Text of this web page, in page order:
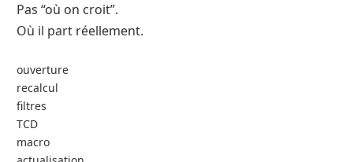
Pas “où on croit”.
Où il part réellement.
ouverture
recalcul
filtres
TCD
macro